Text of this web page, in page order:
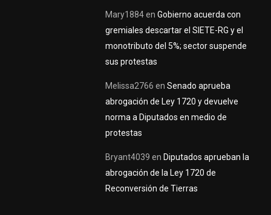
Mary1884en Gobierno acuerda con
gremiales descartar el SIETE-RG y el
monotributo del 5%; sector suspende
sus protestas
Melissa2766 en Senado aprueba
abrogación de Ley 1720 y devuelve
norma a Diputados en medio de
protestas
Bryant4039 en Diputados aprueban la
abrogación de la Ley 1720 de
Reconversión de Tierras